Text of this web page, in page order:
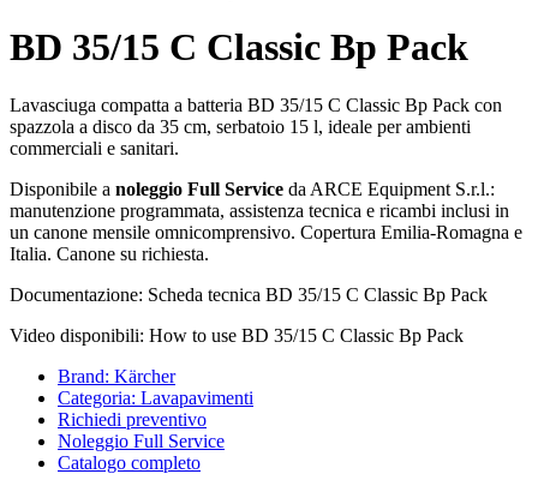
BD 35/15 C Classic Bp Pack
Lavasciuga compatta a batteria BD 35/15 C Classic Bp Pack con
spazzola a disco da 35 cm, serbatoio 15 l, ideale per ambienti
commerciali e sanitari.
Disponibile a noleggio Full Service da ARCE Equipment S.r.l.:
manutenzione programmata, assistenza tecnica e ricambi inclusi in
un canone mensile omnicomprensivo. Copertura Emilia-Romagna e
Italia. Canone su richiesta.
Documentazione: Scheda tecnica BD 35/15 C Classic Bp Pack
Video disponibili: How to use BD 35/15 C Classic Bp Pack
Brand: Kärcher
Categoria: Lavapavimenti
Richiedi preventivo
Noleggio Full Service
Catalogo completo